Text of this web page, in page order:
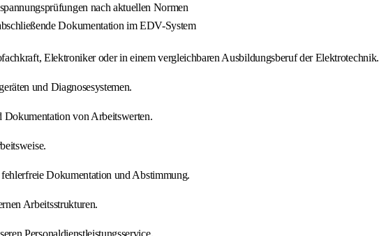
nach aktuellen Normen
Dokumentation im EDV-System
Elektroniker oder in einem vergleichbaren Ausbildungsberuf der Elektrotechnik.
und Diagnosesystemen.
Dokumentation von Arbeitswerten.
Dokumentation und Abstimmung.
Arbeitsstrukturen.